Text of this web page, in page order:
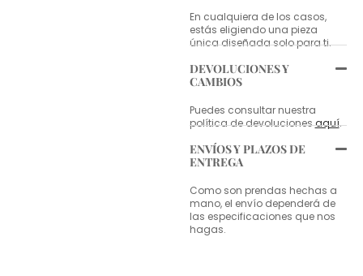
En cualquiera de los casos,
estás eligiendo una pieza
única diseñada solo para ti.
DEVOLUCIONES Y
CAMBIOS
Puedes consultar nuestra
política de devolucionesaquí.
ENVÍOS Y PLAZOS DE
ENTREGA
Como son prendas hechas a
mano, el envío dependerá de
las especificaciones que nos
hagas.